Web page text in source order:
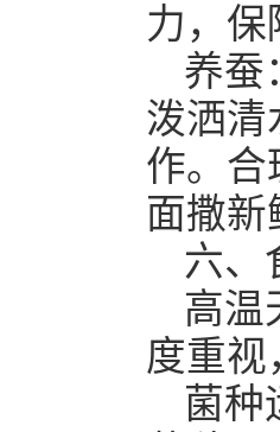
力，保
养蚕
泼洒清
作。合
面撒新
六、
高温
度重视
菌种